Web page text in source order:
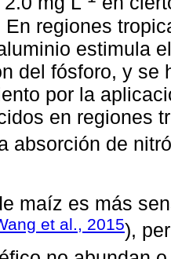
En regiones
estimula
del fósforo, y se
por la
en regiones
absorción de
maíz es más
et al., 2015),